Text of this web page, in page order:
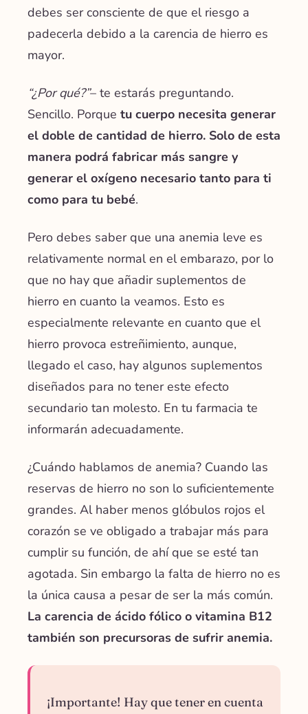
debes ser consciente de que el riesgo a
padecerla debido a la carencia de hierro es
mayor.
“¿Por qué?”– te estarás preguntando.
Sencillo. Porque tu cuerpo necesita generar
el doble de cantidad de hierro. Solo de esta
manera podrá fabricar más sangre y
generar el oxígeno necesario tanto para ti
como para tu bebé.
Pero debes saber que una anemia leve es
relativamente normal en el embarazo, por lo
que no hay que añadir suplementos de
hierro en cuanto la veamos. Esto es
especialmente relevante en cuanto que el
hierro provoca estreñimiento, aunque,
llegado el caso, hay algunos suplementos
diseñados para no tener este efecto
secundario tan molesto. En tu farmacia te
informarán adecuadamente.
¿Cuándo hablamos de anemia? Cuando las
reservas de hierro no son lo suficientemente
grandes. Al haber menos glóbulos rojos el
corazón se ve obligado a trabajar más para
cumplir su función, de ahí que se esté tan
agotada. Sin embargo la falta de hierro no es
la única causa a pesar de ser la más común.
La carencia de ácido fólico o vitamina B12
también son precursoras de sufrir anemia.
¡Importante! Hay que tener en cuenta